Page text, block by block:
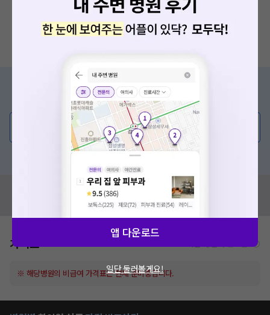
증상/치료, 궁금한 점이 있나요?
의사가 직접 답해드려요!
💬 무엇이든 물어보세요
혹은, 의료상담 서비스에 다양한 게시글 보러가기
혹시 잘못된 병원정보가 있나요?
모두닥 팀에 알려주세요!
가격표
※ 해당병원의 비급여 가격표는 현재 준비중입니다.
앱 다운로드
일단 둘러볼게요!